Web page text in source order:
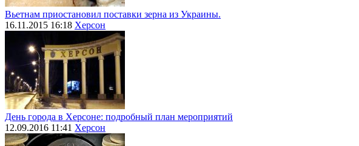
Вьетнам приостановил поставки зерна из Украины.
16.11.2015 16:18 Херсон
День города в Херсоне: подробный план мероприятий
12.09.2016 11:41 Херсон